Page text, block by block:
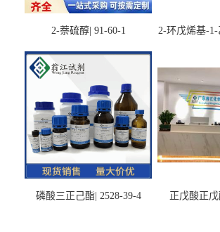
2-萘硫醇| 91-60-1 2-环戊烯基-1-
磷酸三正己酯| 2528-39-4 正戊酸正